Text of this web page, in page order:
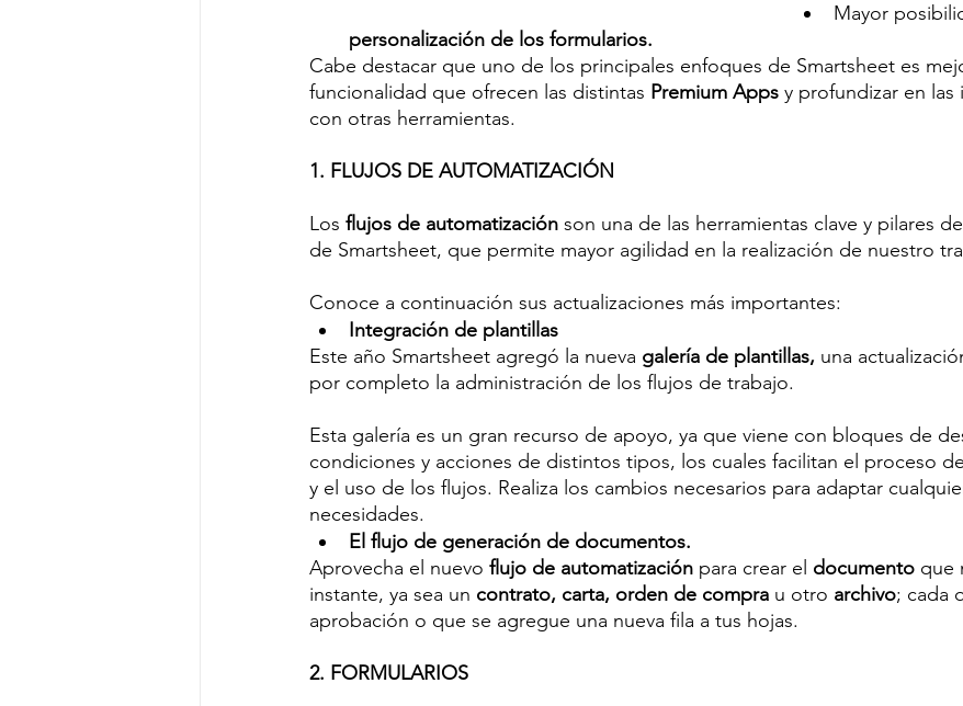
Mayor
personalización de los formularios.
Cabe destacar que uno de los principales enfoques de Smartsheet es
funcionalidad que ofrecen las distintas Premium Apps y profundizar en las
con otras herramientas.
1. FLUJOS DE AUTOMATIZACIÓN
Los flujos de automatización son una de las herramientas clave y pilares
de Smartsheet, que permite mayor agilidad en la realización de nuestro
Conoce a continuación sus actualizaciones más importantes:
Integración de plantillas
Este año Smartsheet agregó la nueva galería de plantillas, una
por completo la administración de los flujos de trabajo.
Esta galería es un gran recurso de apoyo, ya que viene con bloques de
condiciones y acciones de distintos tipos, los cuales facilitan el proceso
y el uso de los flujos. Realiza los cambios necesarios para adaptar
necesidades.
El flujo de generación de documentos.
Aprovecha el nuevo flujo de automatización para crear el documento que
instante, ya sea un contrato, carta, orden de compra u otro archivo; cada
aprobación o que se agregue una nueva fila a tus hojas.
2. FORMULARIOS